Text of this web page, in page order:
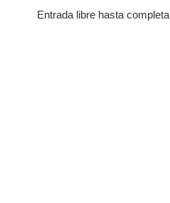
Entrada libre hasta